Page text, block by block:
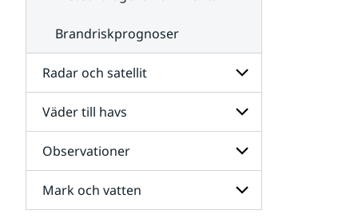
Brandriskprognoser
Radar och satellit
Undersidor
för
Radar
och
satellit
Väder till havs
Undersidor
för
Väder
till
havs
Observationer
Undersidor
för
Mark och vatten